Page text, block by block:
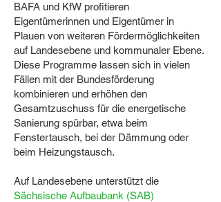
BAFA und KfW profitieren
Eigentümerinnen und Eigentümer in
Plauen von weiteren Fördermöglichkeiten
auf Landesebene und kommunaler Ebene.
Diese Programme lassen sich in vielen
Fällen mit der Bundesförderung
kombinieren und erhöhen den
Gesamtzuschuss für die energetische
Sanierung spürbar, etwa beim
Fenstertausch, bei der Dämmung oder
beim Heizungstausch.
Auf Landesebene unterstützt die
Sächsische Aufbaubank (SAB)